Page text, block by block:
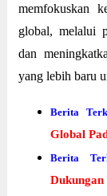
memfokuskan
global, melalui
dan
yang lebih baru
Berita
Global
Berita
Dukungan